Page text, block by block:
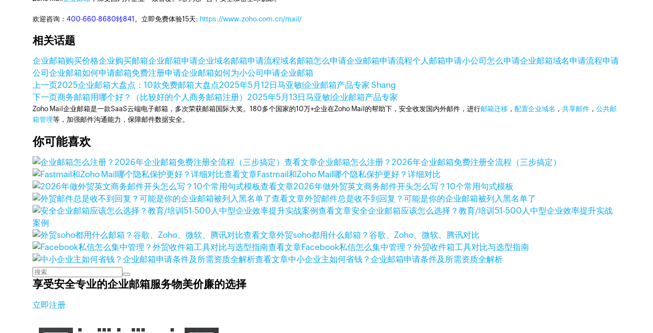
欢迎咨询：400-660-8680转841 。立即免费体验15天: https://www.zoho.com.cn/mail/
相关话题
企业邮箱购买价格企业购买邮箱企业邮箱申请企业域名邮箱申请流程域名邮箱怎么申请企业邮箱申请流程个人邮箱申请小公司怎么申请企业邮箱域名申请流程申请
公司企业邮箱如何申请邮箱免费注册申请企业邮箱如何为小公司申请企业邮箱
上一页2025企业邮箱大盘点：10款免费邮箱大盘点2025年5月12日马亚敏|企业邮箱产品专家 Shang
下一页商务邮箱用哪个好？（比较好的个人商务邮箱注册）2025年5月13日马亚敏|企业邮箱产品专家
Zoho Mail企业邮箱是一款SaaS云端电子邮箱，多次荣获邮箱国际大奖。180多个国家的10万+企业在Zoho Mail的帮助下，安全收发国内外邮件，进行邮箱迁移 ，配置企业域名 ，共享邮件 ，公共邮
箱管理等，加强邮件沟通能力，保障邮件数据安全。
你可能喜欢
查看文章企业邮箱怎么注册？2026年企业邮箱免费注册全流程（三步搞定）
查看文章Fastmail和Zoho Mail哪个隐私保护更好？详细对比
查看文章2026年做外贸英文商务邮件开头怎么写？10个常用句式模板
查看文章外贸邮件总是收不到回复？可能是你的企业邮箱被列入黑名单了
查看文章安全企业邮箱应该怎么选择？教育/培训51-500人中型企业效率提升实战
案例
查看文章外贸soho都用什么邮箱？谷歌、Zoho、微软、腾讯对比
查看文章Facebook私信怎么集中管理？外贸收件箱工具对比与选型指南
查看文章中小企业主如何省钱？企业邮箱申请条件及所需资质全解析
享受安全专业的企业邮箱服务物美价廉的选择
立即注册